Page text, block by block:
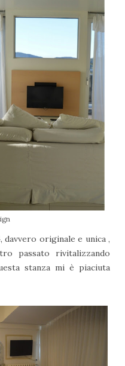
davvero originale e unica ,
passato rivitalizzando
stanza mi è piaciuta